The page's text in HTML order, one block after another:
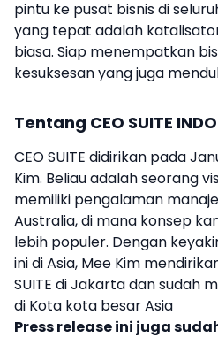
pintu ke pusat bisnis di
yang tepat adalah
biasa. Siap menempatkan
kesuksesan yang juga
Tentang CEO SUITE
CEO SUITE didirikan pada
Kim. Beliau adalah seorang
memiliki pengalaman
Australia, di mana konsep
lebih populer. Dengan
ini di Asia, Mee Kim
SUITE di Jakarta dan sudah
di Kota kota besar Asia
Press release ini juga